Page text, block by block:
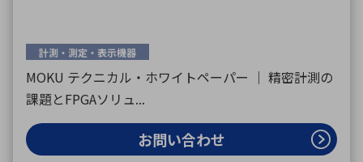
計測・測定・表示機器
MOKU テクニカル・ホワイトペーパー ｜ 精密計測の
課題とFPGAソリュ...
お問い合わせ